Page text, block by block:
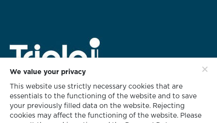
สำนักงานใหญ่
628 ชั้น 3 อาคารทริพเพิล ไอ
ซอยกลับชม ถนนนนทรี แขวงช่องนนทรี
We value your privacy
This website use strictly necessary cookies that are
essentials to the functioning of the website and to save
your previously filled data on the website. Rejecting
cookies may affect the functioning of the website. Please